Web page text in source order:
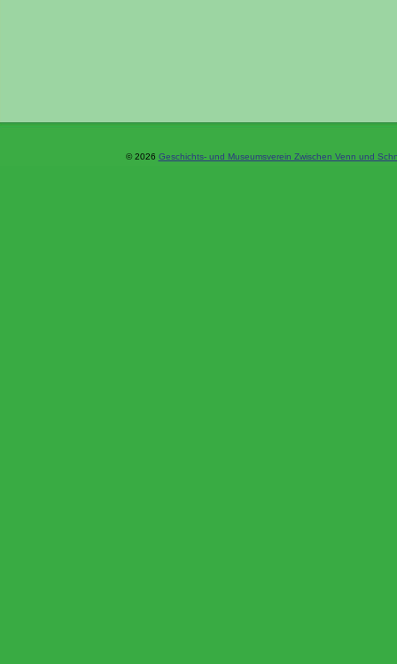
© 2026 Geschichts- und Museumsverein Zwischen Venn und